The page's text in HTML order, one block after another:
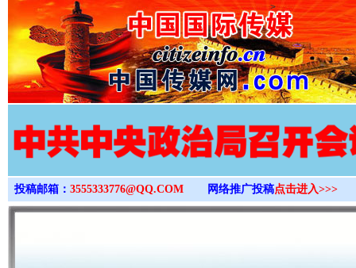
>
投稿邮箱： 3555333776@QQ.COM 网络推广投稿点击进入>>>